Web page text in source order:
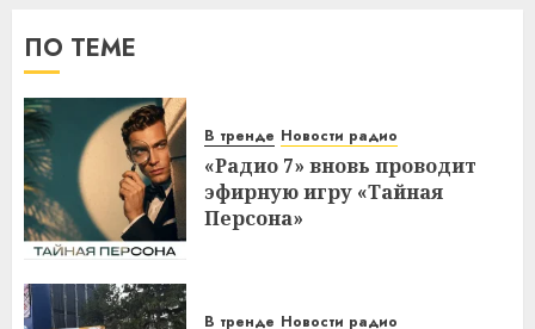
ПО ТЕМЕ
В тренде Новости радио
«Радио 7» вновь проводит
эфирную игру «Тайная
Персона»
В тренде Новости радио